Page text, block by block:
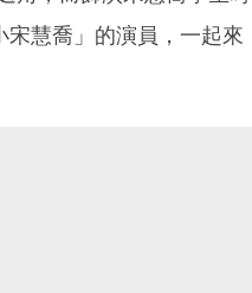
慧喬」的演員，一起來